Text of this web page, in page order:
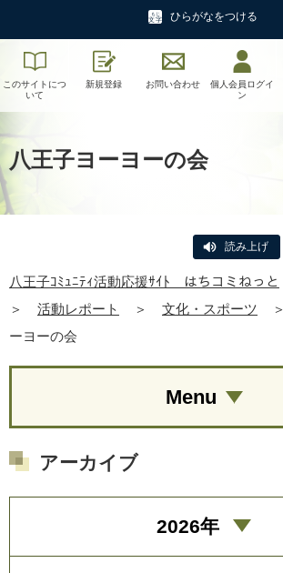
ひらがなをつける
このサイトにつ
いて
新規登録 お問い合わせ
個人会員ログイ
ン
八王子ヨーヨーの会
読み上げ
八王子ｺﾐｭﾆﾃｨ活動応援ｻｲﾄ はちコミねっと
＞
活動レポート ＞ 文化・スポーツ ＞
ーヨーの会
Menu
アーカイブ
2026年